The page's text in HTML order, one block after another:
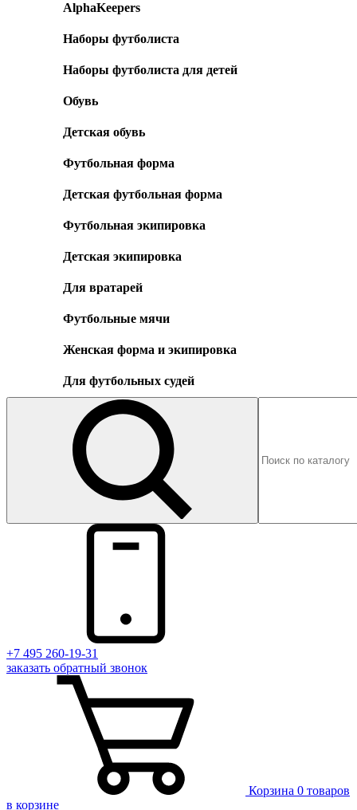
AlphaKeepers
Наборы футболиста
Наборы футболиста для детей
Обувь
Детская обувь
Футбольная форма
Детская футбольная форма
Футбольная экипировка
Детская экипировка
Для вратарей
Футбольные мячи
Женская форма и экипировка
Для футбольных судей
+7 495 260-19-31
заказать обратный звонок
Корзина 0 товаров
в корзине